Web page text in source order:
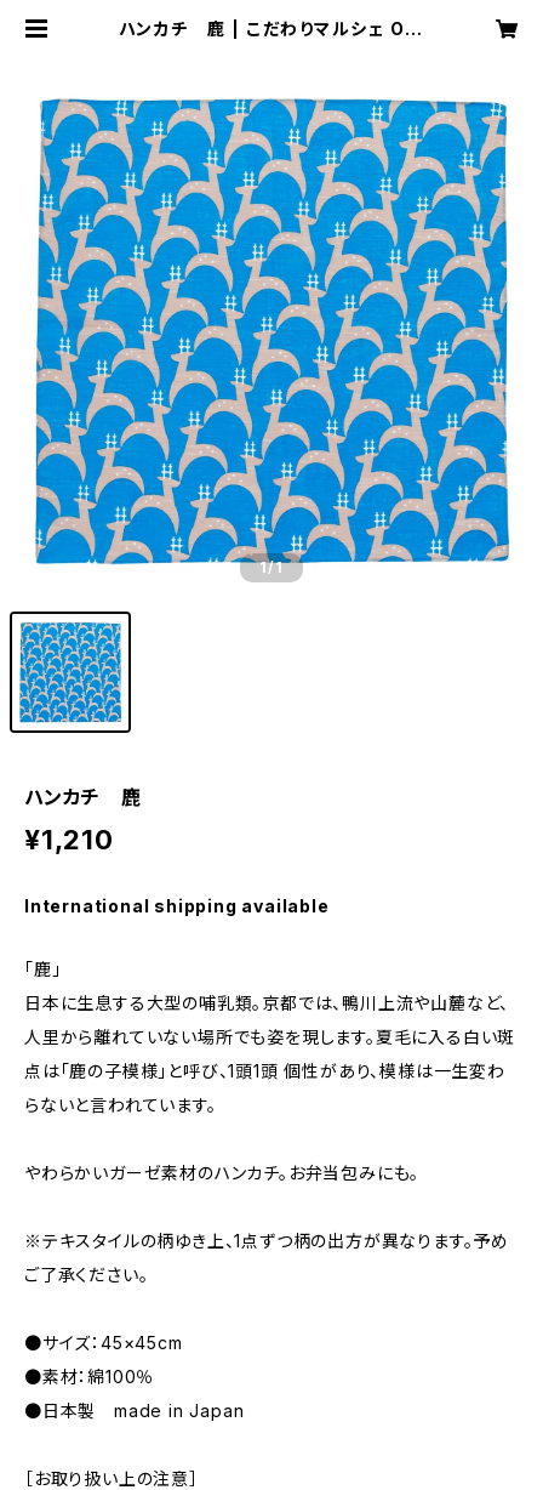
ハンカチ 鹿 | こだわりマルシェ Onl
1/1
ハンカチ 鹿
¥1,210
International shipping available
「鹿」
日本に生息する大型の哺乳類。京都では、鴨川上流や山麓など、
人里から離れていない場所でも姿を現します。夏毛に入る白い斑
点は「鹿の子模様」と呼び、1頭1頭 個性があり、模様は一生変わ
らないと言われています。
やわらかいガーゼ素材のハンカチ。お弁当包みにも。
※テキスタイルの柄ゆき上、1点ずつ柄の出方が異なります。予め
ご了承ください。
●サイズ：45×45cm
●素材：綿100％
●日本製 made in Japan
［お取り扱い上の注意］